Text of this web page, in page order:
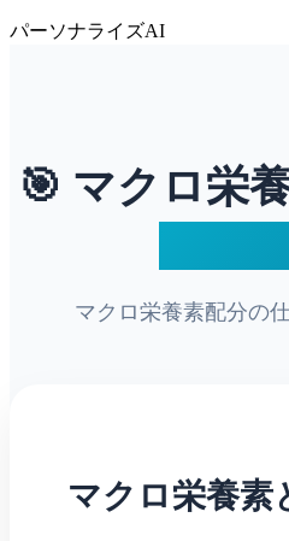
パーソナライズAI
🎯 マクロ栄
マクロ栄養素配分の
マクロ栄養素